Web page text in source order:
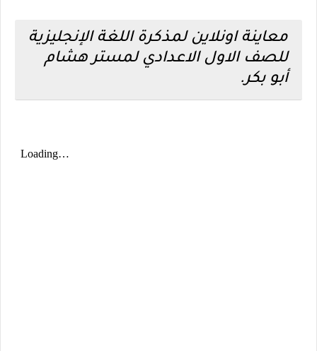
معاينة اونلاين لمذكرة اللغة الإنجليزية
للصف الاول الاعدادي لمستر هشام
أبو بكر.